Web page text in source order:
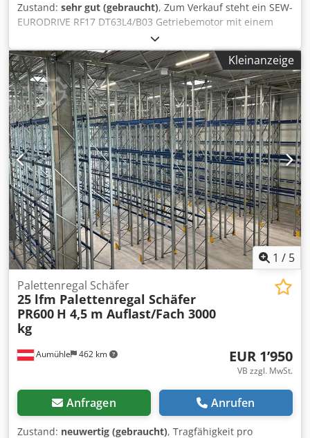
Zustand: sehr gut (gebraucht), Zum Verkauf steht ein SEW-
EURODRIVE RF17 DT63L4/B03 Getriebemotor mit einem
dreiphasigen Motor mit einer Leistung von 0,25 kW und
einer integrierten elektromagnetischen Bremse. Das Gerät
ist voll funktionsfähig, geprüft und betriebsbereit. Der
technische und optische Zustand ist gut. Es sind normale
Gebrauchsspuren vorhanden, die durch den Betrieb
entstanden sind. Der Verkaufsgegenstand umfasst genau
das, was auf den Fotos dargestellt ist. Technische Daten:
Hersteller: SEW-EURODRIVE Modell: RF17 DT63L4/B03
Leistung: 0,25 kW Spannung: 3× 230 V Δ / 400 V Y, 50 Hz
Motordrehzahl: 1300 U/min Ausgangsdrehzahl: 94 U/min
Drehmoment: 25 Nm Übersetzungsverhältnis: i = 13,84 : 1
Bremse: 230 V AC, 3,2 Nm Schutzart: IP54 Isolationsklasse:
B Betriebsart: S1 Bauform: IM B5 Dedoznn E Iepfx Adyokr
Gewicht: 10,84 kg Herstellungsland: Deutschland
Kleinanzeige
1 / 5
Aumühle 462 km
Palettenregal Schäfer
25 lfm Palettenregal Schäfer
PR600 H 4,5 m Auflast/Fach 3000
kg
EUR 1’950
VB zzgl. MwSt.
Anfragen Anrufen
Zustand: neuwertig (gebraucht), Tragfähigkeit pro